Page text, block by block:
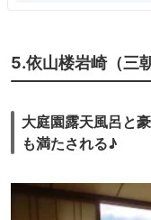
5.依山楼岩崎（三
大庭園露天風呂と
も満たされる♪